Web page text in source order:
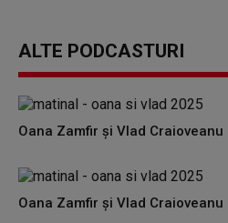
ALTE PODCASTURI
Oana Zamfir și Vlad Craioveanu
Oana Zamfir și Vlad Craioveanu